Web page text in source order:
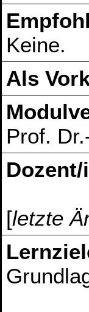
Keine.
Als
Prof.
[letzte